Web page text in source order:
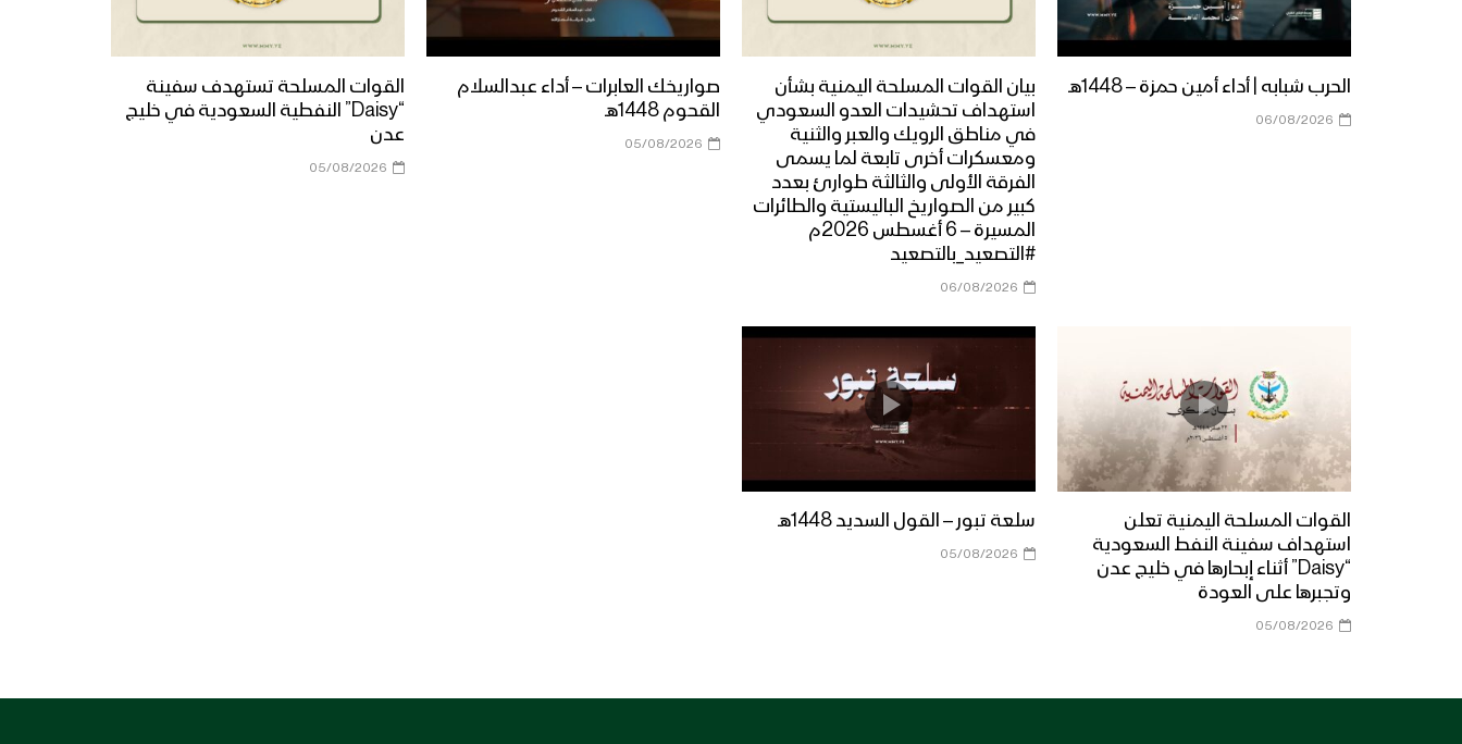
الحرب شبابه | أداء أمين حمزة – 1448هـ
06/08/2026
بيان القوات المسلحة اليمنية بشأن
استهداف تحشيدات العدو السعودي
في مناطق الرويك والعبر والثنية
ومعسكرات أخرى تابعة لما يسمى
الفرقة الأولى والثالثة طوارئ بعدد
كبير من الصواريخ الباليستية والطائرات
المسيرة – 6 أغسطس 2026م
#التصعيد_بالتصعيد
06/08/2026
صواريخك العابرات – أداء عبدالسلام
القحوم 1448هـ
05/08/2026
القوات المسلحة تستهدف سفينة
“Daisy” النفطية السعودية في خليج
عدن
05/08/2026
القوات المسلحة اليمنية تعلن
استهداف سفينة النفط السعودية
“Daisy” أثناء إبحارها في خليج عدن
وتجبرها على العودة
05/08/2026
سلعة تبور – القول السديد 1448هـ
05/08/2026